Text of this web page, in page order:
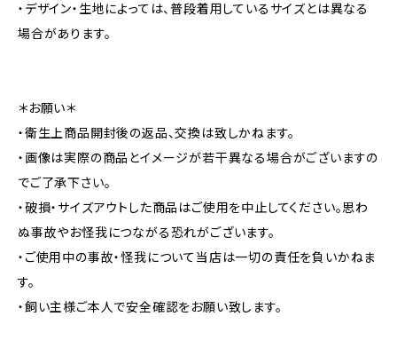
・デザイン・生地によっては、普段着用しているサイズとは異なる
場合があります。
＊お願い＊
・衛生上商品開封後の返品、交換は致しかねます。
・画像は実際の商品とイメージが若干異なる場合がございますの
でご了承下さい。
・破損・サイズアウトした商品はご使用を中止してください。思わ
ぬ事故やお怪我につながる恐れがございます。
・ご使用中の事故・怪我について当店は一切の責任を負いかねま
す。
・飼い主様ご本人で安全確認をお願い致します。